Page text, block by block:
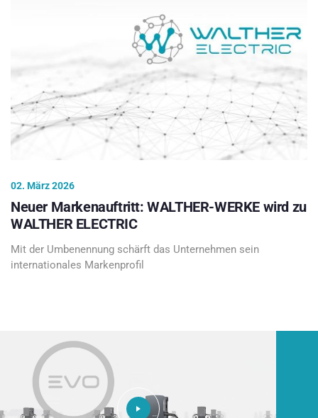
02. März 2026
Neuer Markenauftritt: WALTHER-WERKE wird zu
WALTHER ELECTRIC
Mit der Umbenennung schärft das Unternehmen sein
internationales Markenprofil